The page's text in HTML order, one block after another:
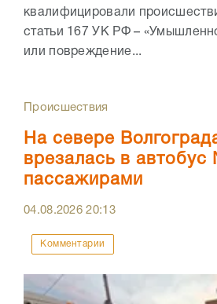
квалифицировали
статьи 167 УК РФ –
или повреждение...
Происшествия
На севере
врезалась в
пассажирами
04.08.202620:13
Комментарии